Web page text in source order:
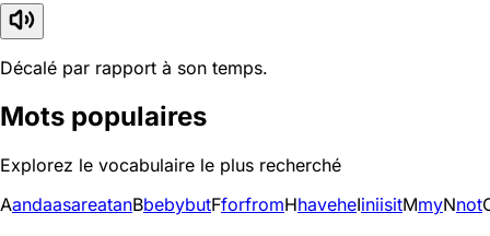
Décalé par rapport à son temps.
Mots populaires
Explorez le vocabulaire le plus recherché
AandaasareatanBbebybutFforfromHhaveheIiniisitMmyNnot